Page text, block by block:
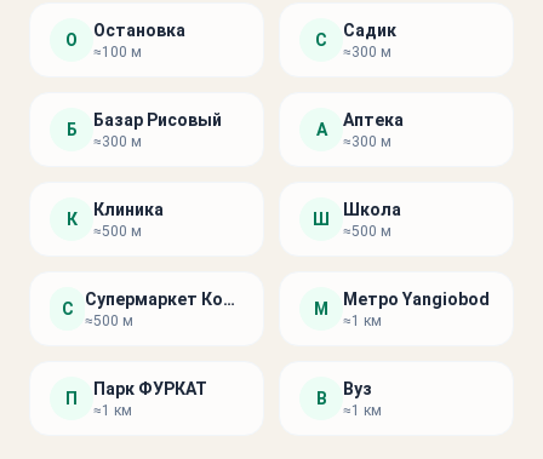
О Остановка
≈100 м
С Садик
≈300 м
Б Базар Рисовый
≈300 м
А Аптека
≈300 м
К Клиника
≈500 м
Ш Школа
≈500 м
С Супермаркет Корзинка
≈500 м
М Метро Yangiobod
≈1 км
П Парк ФУРКАТ
≈1 км
В Вуз
≈1 км